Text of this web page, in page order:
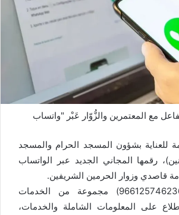
للعناية بشؤون المسجد الحرام والمسجد
رقمها المجاني الجديد عبر الواتساب
قاصدي وزوار الحرمين الشريفين.
ويوفر الرقم (+966125746236) مجموعة من الخدمات
على المعلومات الشاملة والخدمات،